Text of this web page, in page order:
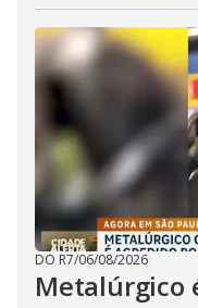
DO R7/06/08/2026
Metalúrgico